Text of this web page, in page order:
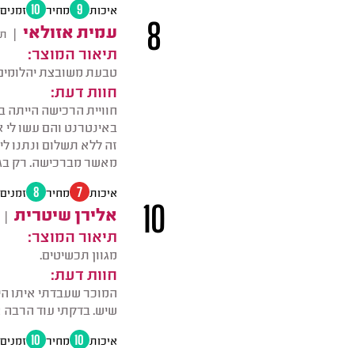
איכות 9 מחיר 10 זמנים
עמית אזולאי |
תיאור המוצר:
טבעת משובצת
חוות דעת:
חוויית הרכישה
באינטרנט והם עשו
זה ללא תשלום ונתנו
מאשר מברכישה. רק
8
איכות 7 מחיר 8 זמנים
אלירן שיטרית |
תיאור המוצר:
מגוון תכשיטים.
חוות דעת:
המוכר שעבדתי איתו
שיש. בדקתי עוד
10
איכות 10 מחיר 10 זמנים